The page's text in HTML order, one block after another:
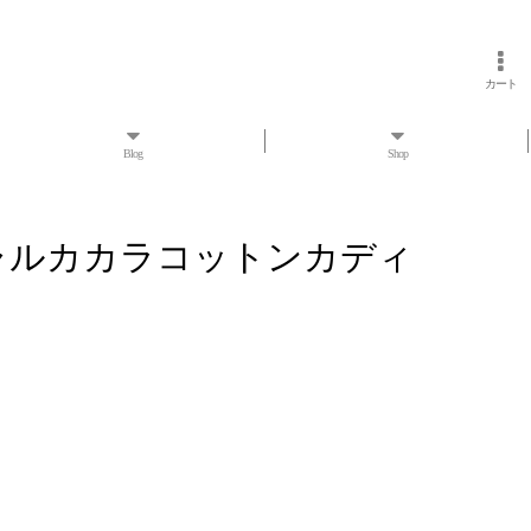
カート
Blog Shop
カカラコットンカディ